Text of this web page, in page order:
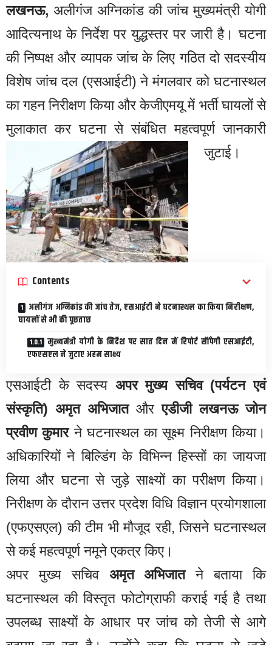
लखनऊ, अलीगंज अग्निकांड की जांच मुख्यमंत्री योगी
आदित्यनाथ के निर्देश पर युद्धस्तर पर जारी है। घटना
की निष्पक्ष और व्यापक जांच के लिए गठित दो सदस्यीय
विशेष जांच दल (एसआईटी) ने मंगलवार को घटनास्थल
का गहन निरीक्षण किया और केजीएमयू में भर्ती घायलों से
मुलाकात कर घटना से संबंधित महत्वपूर्ण जानकारी
जुटाई।
Contents
अलीगंज अग्निकांड की जांच तेज, एसआईटी ने घटनास्थल का किया निरीक्षण,
घायलों से भी की पूछताछ
मुख्यमंत्री योगी के निर्देश पर सात दिन में रिपोर्ट सौंपेगी एसआईटी,
एफएसएल ने जुटाए अहम साक्ष्य
एसआईटी के सदस्य अपर मुख्य सचिव (पर्यटन एवं
संस्कृति) अमृत अभिजातऔरएडीजी लखनऊ जोन
प्रवीण कुमारने घटनास्थल का सूक्ष्म निरीक्षण किया।
अधिकारियों ने बिल्डिंग के विभिन्न हिस्सों का जायजा
लिया और घटना से जुड़े साक्ष्यों का परीक्षण किया।
निरीक्षण के दौरान उत्तर प्रदेश विधि विज्ञान प्रयोगशाला
(एफएसएल) की टीम भी मौजूद रही, जिसने घटनास्थल
से कई महत्वपूर्ण नमूने एकत्र किए।
अपर मुख्य सचिव अमृत अभिजातने बताया कि
घटनास्थल की विस्तृत फोटोग्राफी कराई गई है तथा
उपलब्ध साक्ष्यों के आधार पर जांच को तेजी से आगे